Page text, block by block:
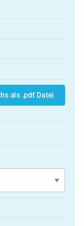
als .pdf Datei